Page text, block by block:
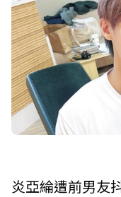
炎亞綸遭前男友